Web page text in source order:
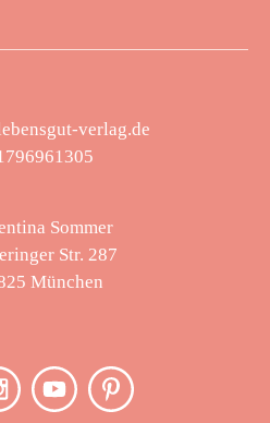
verlag.de
Sommer
Str. 287
München